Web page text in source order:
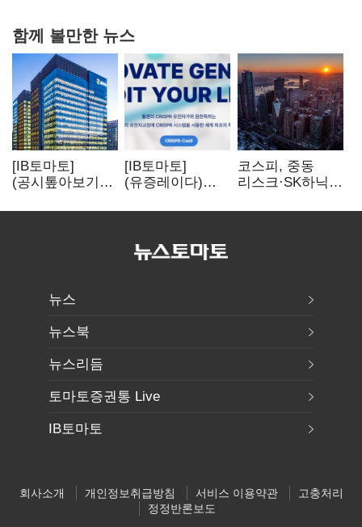
함께 볼만한 뉴스
[IB토마토]
(공시톺아보기)
바로 매출로
[IB토마토]
(유증레이다)
3분의 1 토막…
비용부터 챙긴다
코스피, 중동
리스크·SK하닉
뒷걸음
뉴스
뉴스북
뉴스리듬
토마토증권통 Live
IB토마토
회사소개 개인정보취급방침 서비스 이용약관
고충처리
정정반론보도